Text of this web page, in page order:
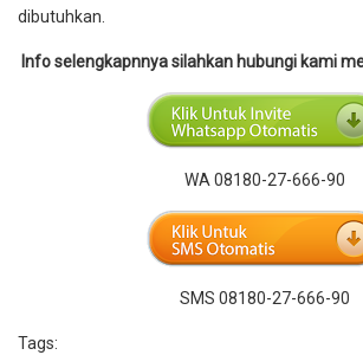
dibutuhkan.
Info selengkapnnya silahkan hubungi kami
WA 08180-27-666-90
SMS 08180-27-666-90
Tags: